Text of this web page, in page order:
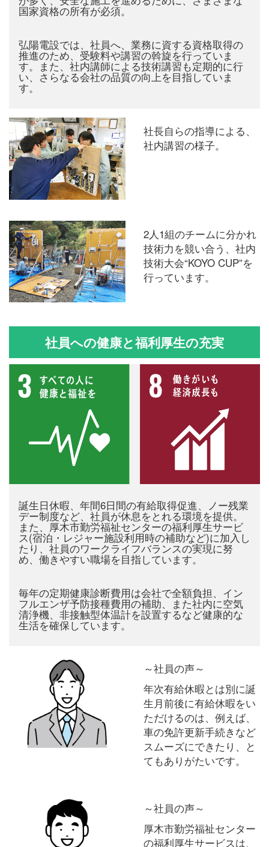
国家資格の所有が必須。
弘陽電設では、社員へ、業務に資する資格取得の
推進のため、受験料や講習の斡旋を行っていま
す。また、社内講師による技術講習も定期的に行
い、さらなる会社の品質の向上を目指していま
す。
社長自らの指導による、
社内講習の様子。
2人1組のチームに分かれ
技術力を競い合う、社内
技術大会“KOYO CUP”を
行っています。
社員への健康と福利厚生の充実
誕生日休暇、年間6日間の有給取得促進、ノー残業
デー制度など、社員が休息をとれる環境を提供。
また、厚木市勤労福祉センターの福利厚生サービ
ス(宿泊・レジャー施設利用時の補助など)に加入し
たり、社員のワークライフバランスの実現に努
め、働きやすい職場を目指しています。
毎年の定期健康診断費用は会社で全額負担、イン
フルエンザ予防接種費用の補助、また社内に空気
清浄機、非接触型体温計を設置するなど健康的な
生活を確保しています。
～社員の声～
年次有給休暇とは別に誕
生月前後に有給休暇をい
ただけるのは、例えば、
車の免許更新手続きなど
スムーズにできたり、と
てもありがたいです。
～社員の声～
厚木市勤労福祉センター
の福利厚生サービスは、